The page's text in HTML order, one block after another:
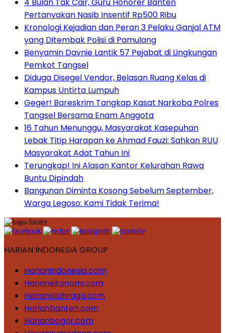
Pertanyakan Nasib Insentif Rp500 Ribu
Kronologi Kejadian dan Peran 3 Pelaku Ganjal ATM
yang Ditembak Polisi di Pamulang
Benyamin Davnie Lantik 57 Pejabat di Lingkungan
Pemkot Tangsel
Diduga Disegel Vendor, Belasan Ruang Kelas di
Kampus Untirta Lumpuh
Geger! Bareskrim Tangkap Kasat Narkoba Polres
Tangsel Bersama Enam Anggota
16 Tahun Menunggu, Masyarakat Kasepuhan
Lebak Titip Harapan ke Ahmad Fauzi: Sahkan RUU
Masyarakat Adat Tahun Ini
Terungkap! Ini Alasan Kantor Kelurahan Rawa
Buntu Dipindah
Bangunan Diminta Kosong Sebelum September,
Warga Legoso: Kami Tidak Terima!
HARIAN INDONESIA GROUP
Harianindonesia.com
Harianekonomi.com
Harianolahraga.com
Harianbanten.com
Harianbogor.com